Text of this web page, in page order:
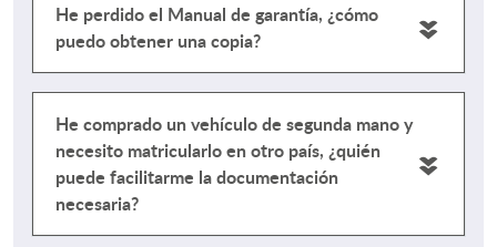
He perdido el Manual de garantía, ¿cómo
puedo obtener una copia?
He comprado un vehículo de segunda mano y
necesito matricularlo en otro país, ¿quién
puede facilitarme la documentación
necesaria?